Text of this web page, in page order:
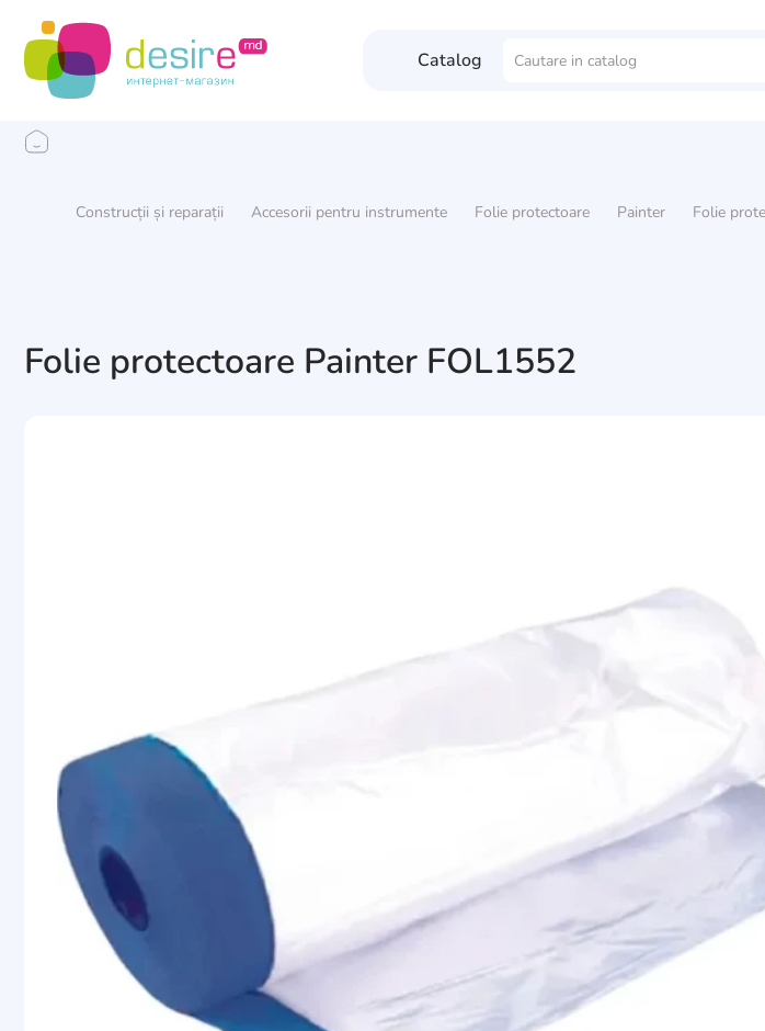
Catalog
Construcții și reparații Accesorii pentru instrumente Folie protectoare Painter Folie
Folie protectoare Painter FOL1552